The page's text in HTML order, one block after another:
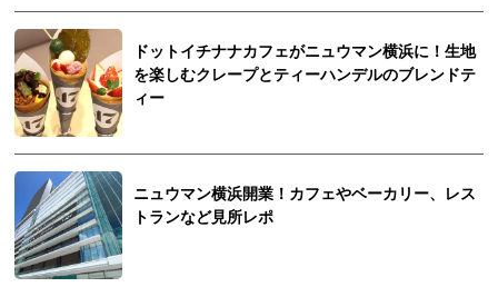
ドットイチナナカフェがニュウマン横浜に！生地
を楽しむクレープとティーハンデルのブレンドテ
ィー
ニュウマン横浜開業！カフェやベーカリー、レス
トランなど見所レポ